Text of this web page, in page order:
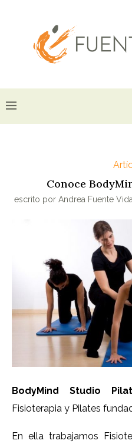
Conoce
escrito por Andrea Fuente
BodyMind Studio
Fisioterapia y Pilates
En ella trabajamos